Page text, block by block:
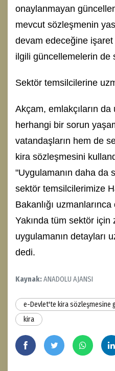
onaylanmayan
mevcut sözleşmenin
devam edeceğine
ilgili güncellemelerin de
Sektör temsilcilerine
Akçam, emlakçıların
herhangi bir sorun
vatandaşların hem de
kira sözleşmesini
"Uygulamanın daha da
sektör temsilcilerimize
Bakanlığı
Yakında tüm sektör için
uygulamanın detayları
dedi.
Kaynak:ANADOLU AJANSI
e-Devlet'te kira sözleşmesine
kira